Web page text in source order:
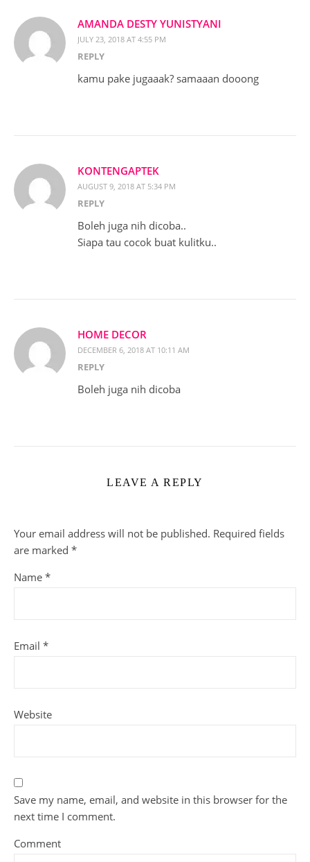
AMANDA DESTY YUNISTYANI
JULY 23, 2018 AT 4:55 PM
REPLY
kamu pake jugaaak? samaaan dooong
KONTENGAPTEK
AUGUST 9, 2018 AT 5:34 PM
REPLY
Boleh juga nih dicoba..
Siapa tau cocok buat kulitku..
HOME DECOR
DECEMBER 6, 2018 AT 10:11 AM
REPLY
Boleh juga nih dicoba
LEAVE A REPLY
Your email address will not be published. Required fields
are marked *
Name *
Email *
Website
Save my name, email, and website in this browser for the
next time I comment.
Comment